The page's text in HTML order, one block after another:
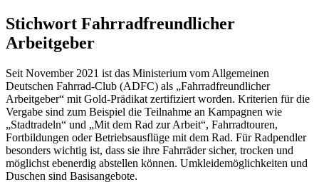
Stichwort Fahrradfreundlicher
Arbeitgeber
Seit November 2021 ist das Ministerium vom Allgemeinen
Deutschen Fahrrad-Club (ADFC) als „Fahrradfreundlicher
Arbeitgeber“ mit Gold-Prädikat zertifiziert worden. Kriterien für die
Vergabe sind zum Beispiel die Teilnahme an Kampagnen wie
„Stadtradeln“ und „Mit dem Rad zur Arbeit“, Fahrradtouren,
Fortbildungen oder Betriebsausflüge mit dem Rad. Für Radpendler
besonders wichtig ist, dass sie ihre Fahrräder sicher, trocken und
möglichst ebenerdig abstellen können. Umkleidemöglichkeiten und
Duschen sind Basisangebote.